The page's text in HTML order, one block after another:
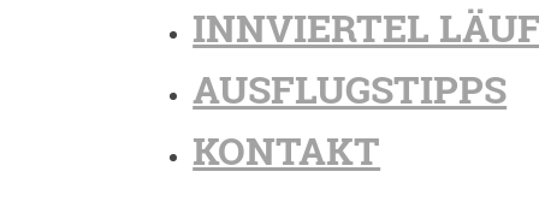
INNVIERTEL
AUSFLUGSTIPPS
KONTAKT